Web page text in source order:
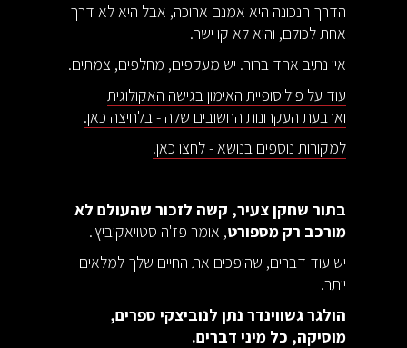
הדרך הנכונה היא אמנם ארוכה, אבל היא לא דרך
אחת לכולם, והיא לא קו ישר.
אין נתיב אחד ברור. יש מעקפים, מחלפים, צמתים.
עוד על פילוסופיית האימון בגישה האקולוגית
וארבעת העקרונות החשובים שלה - בלחיצה כאן.
למקורות נוספים בנושא - לחצו כאן.
בתור שחקן צעיר, קשה לזכור שהעולם לא
מורכב רק מספורט, אומר פז'ה סטויאקוביץ'.
יש עוד דברים, שהופכים את החיים שלך למלאים
יותר.
הולגר גשווינדר נתן לנוביצקי ספרים,
מוסיקה, כל מיני דברים.